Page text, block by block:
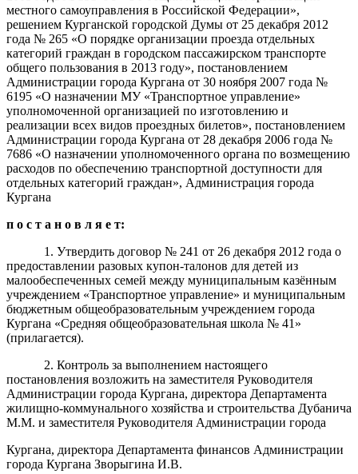
местного самоуправления в Российской Федерации»,
решением Курганской городской Думы от 25 декабря 2012
года № 265 «О порядке организации проезда отдельных
категорий граждан в городском пассажирском транспорте
общего пользования в 2013 году», постановлением
Администрации города Кургана от 30 ноября 2007 года №
6195 «О назначении МУ «Транспортное управление»
уполномоченной организацией по изготовлению и
реализации всех видов проездных билетов», постановлением
Администрации города Кургана от 28 декабря 2006 года №
7686 «О назначении уполномоченного органа по возмещению
расходов по обеспечению транспортной доступности для
отдельных категорий граждан», Администрация города
Кургана
п о с т а н о в л я е т:
1. Утвердить договор № 241 от 26 декабря 2012 года о
предоставлении разовых купон-талонов для детей из
малообеспеченных семей между муниципальным казённым
учреждением «Транспортное управление» и муниципальным
бюджетным общеобразовательным учреждением города
Кургана «Средняя общеобразовательная школа № 41»
(прилагается).
2. Контроль за выполнением настоящего
постановления возложить на заместителя Руководителя
Администрации города Кургана, директора Департамента
жилищно-коммунального хозяйства и строительства Дубанича
М.М. и заместителя Руководителя Администрации города
Кургана, директора Департамента финансов Администрации
города Кургана Зворыгина И.В.